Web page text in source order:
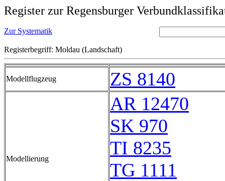
Register zur Regensburger
Zur Systematik
Registerbegriff: Moldau (Landschaft)
Modellflugzeug ZS 8140
Modellierung
AR 12470
SK 970
TI 8235
TG 1111